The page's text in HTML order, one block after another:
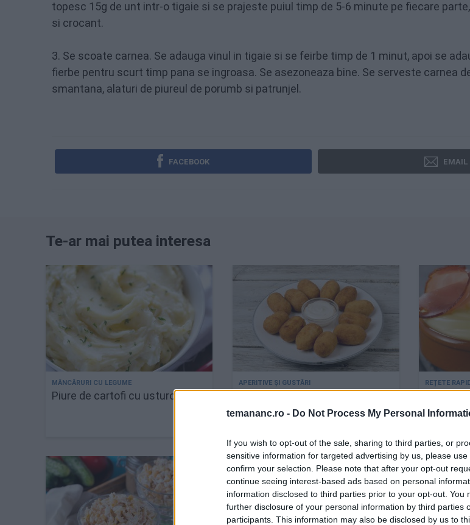
temananc.ro - Do Not Process My Personal
If you wish to opt-out of the sale, sharing to third parties, or
sensitive information for targeted advertising by us, please
confirm your selection. Please note that after your opt-out
continue seeing interest-based ads based on personal
information disclosed to third parties prior to your opt-out. You
further disclosure of your personal information by third parties
participants. This information may also be disclosed by us to
topesc 15g de unt intr-o tigaie si se prajeste puiul timp de 5-6 minute pe fiecare
si crocant.
3. Se scoate carnea. Se adauga vinul in tigaie si se feirbe timp de 1 minut, apoi se
fierbe pentru scurt timp pana se ingroasa. Se asezoneaza bine. Se serveste carnea
smantana, alaturi de piureul de porumb si patrunjel.
FACEBOOK EMAIL
Te-ar mai putea interesa
Piure de cartofi cu usturoi copt